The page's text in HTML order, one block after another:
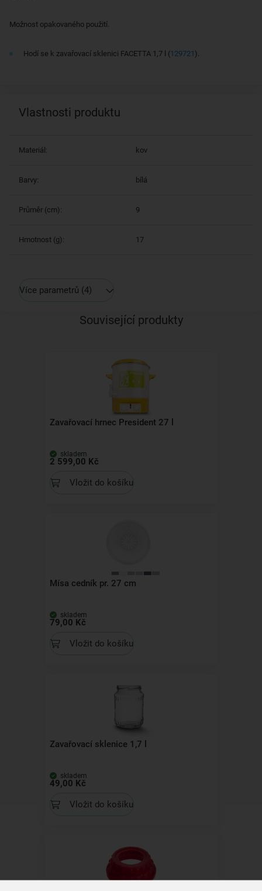
Možnost opakovaného použití.
Hodí se k zavařovací sklenici FACETTA 1,7 l (129721 ).
Vlastnosti produktu
Materiál: kov
Barvy: bílá
Průměr (cm): 9
Hmotnost (g): 17
Více parametrů (4)
Související produkty
Zavařovací hrnec President 27 l
skladem
2 599,00 Kč
Vložit do košíku
Mísa cedník pr. 27 cm
skladem
79,00 Kč
Vložit do košíku
Zavařovací sklenice 1,7 l
skladem
49,00 Kč
Vložit do košíku